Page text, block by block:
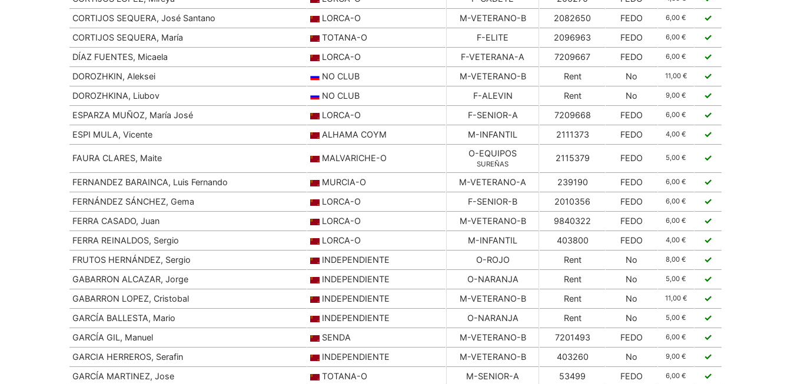
CORTIJOS SEQUERA, José Santano LORCA-O M-VETERANO-B 2082650 FEDO 6,00 € ✓
CORTIJOS SEQUERA, María TOTANA-O F-ELITE 2096963 FEDO 6,00 € ✓
DÍAZ FUENTES, Micaela LORCA-O F-VETERANA-A 7209667 FEDO 6,00 € ✓
DOROZHKIN, Aleksei NO CLUB M-VETERANO-B Rent No 11,00 € ✓
DOROZHKINA, Liubov NO CLUB F-ALEVIN Rent No 9,00 € ✓
ESPARZA MUÑOZ, María José LORCA-O F-SENIOR-A 7209668 FEDO 6,00 € ✓
ESPI MULA, Vicente ALHAMA COYM M-INFANTIL 2111373 FEDO 4,00 € ✓
FAURA CLARES, Maite MALVARICHE-O O-EQUIPOS
SUREÑAS
2115379 FEDO 5,00 € ✓
FERNANDEZ BARAINCA, Luis Fernando MURCIA-O M-VETERANO-A 239190 FEDO 6,00 € ✓
FERNÁNDEZ SÁNCHEZ, Gema LORCA-O F-SENIOR-B 2010356 FEDO 6,00 € ✓
FERRA CASADO, Juan LORCA-O M-VETERANO-B 9840322 FEDO 6,00 € ✓
FERRA REINALDOS, Sergio LORCA-O M-INFANTIL 403800 FEDO 4,00 € ✓
FRUTOS HERNÁNDEZ, Sergio INDEPENDIENTE O-ROJO Rent No 8,00 € ✓
GABARRON ALCAZAR, Jorge INDEPENDIENTE O-NARANJA Rent No 5,00 € ✓
GABARRON LOPEZ, Cristobal INDEPENDIENTE M-VETERANO-B Rent No 11,00 € ✓
GARCÍA BALLESTA, Mario INDEPENDIENTE O-NARANJA Rent No 5,00 € ✓
GARCÍA GIL, Manuel SENDA M-VETERANO-B 7201493 FEDO 6,00 € ✓
GARCIA HERREROS, Serafin INDEPENDIENTE M-VETERANO-B 403260 No 9,00 € ✓
GARCÍA MARTINEZ, Jose TOTANA-O M-SENIOR-A 53499 FEDO 6,00 € ✓